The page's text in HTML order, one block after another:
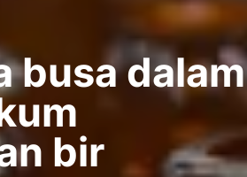
busa dalam
bir